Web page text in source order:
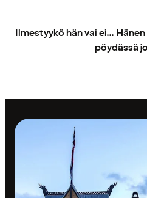
Ilmestyykö hän vai ei...
pöydässä